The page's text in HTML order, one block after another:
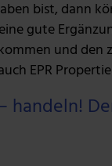
bist, dann
gute
und
EPR
handeln!